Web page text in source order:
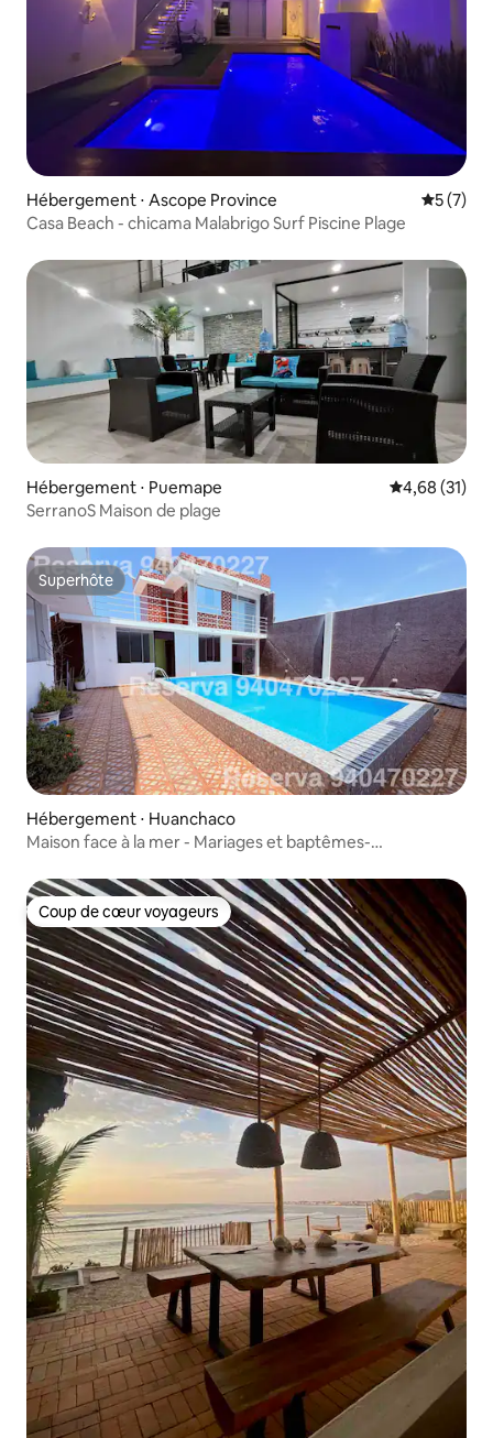
Hébergement ⋅ Ascope Province
5 (7)
Casa Beach - chicama Malabrigo Surf Piscine Plage
Hébergement ⋅ Puemape Évaluation
4,68 (31)
SerranoS Maison de plage
Superhôte
Superhôte
Hébergement ⋅ Huanchaco
Maison face à la mer - Mariages et baptêmes-
Coup de cœur voyageurs
Coup de cœur voyageurs